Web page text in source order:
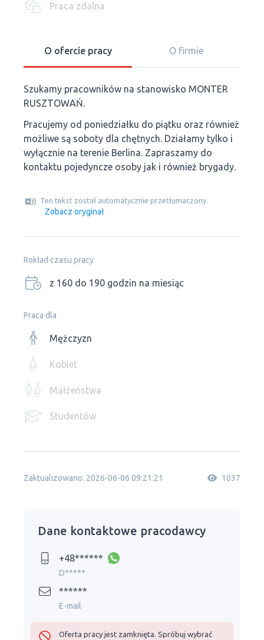
Praca zdalna
O ofercie pracy O firmie
Szukamy pracowników na stanowisko MONTER
RUSZTOWAŃ.
Pracujemy od poniedziałku do piątku oraz również
możliwe są soboty dla chętnych. Działamy tylko i
wyłącznie na terenie Berlina. Zapraszamy do
kontaktu pojedyncze osoby jak i również brygady.
Ten tekst został automatycznie przetłumaczony.
Zobacz oryginał
Rokład czasu pracy
z 160 do 190 godzin na miesiąc
Praca dla
Mężczyzn
Kobiet
Małżeństwa
Studentów
Zaktualizowano: 2026-06-06 09:21:21 1037
Dane kontaktowe pracodawcy
+48******
D*****
******
E-mail
Oferta pracy jest zamknięta. Spróbuj wybrać